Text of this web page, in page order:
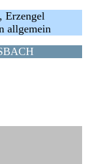
Erzengel
allgemein